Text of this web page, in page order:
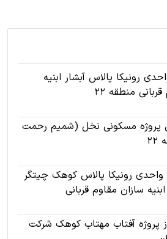
1200 واحدی رونیکا پالاس آبشار ابنیه
منطقه 22
پروژه مسکونی نخل (شمیم رحمت
مجتمع 2000 واحدی رونیکا پالاس کوهک چیتگر
پروژه آفتاب مهتاب کوهک شرکت